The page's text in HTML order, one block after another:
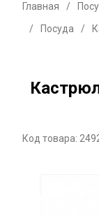
Главная /
/
Посуда /
Код товара: